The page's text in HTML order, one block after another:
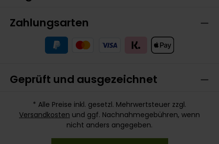
Zahlungsarten
Geprüft und ausgezeichnet
* Alle Preise inkl. gesetzl. Mehrwertsteuer zzgl.
Versandkosten und ggf. Nachnahmegebühren, wenn
nicht anders angegeben.